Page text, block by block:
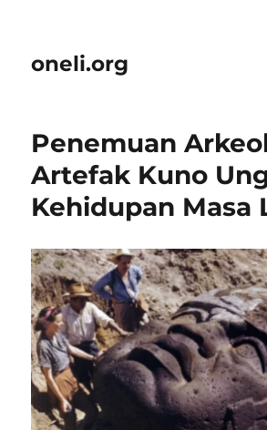
oneli.org
Penemuan
Artefak Kuno
Kehidupan Masa